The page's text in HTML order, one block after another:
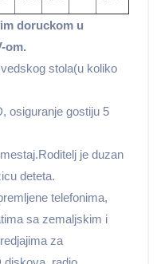
doruckom u
om.
stola(u koliko
osiguranje gostiju 5
je duzan
deteta.
telefonima,
sa zemaljskim i
za